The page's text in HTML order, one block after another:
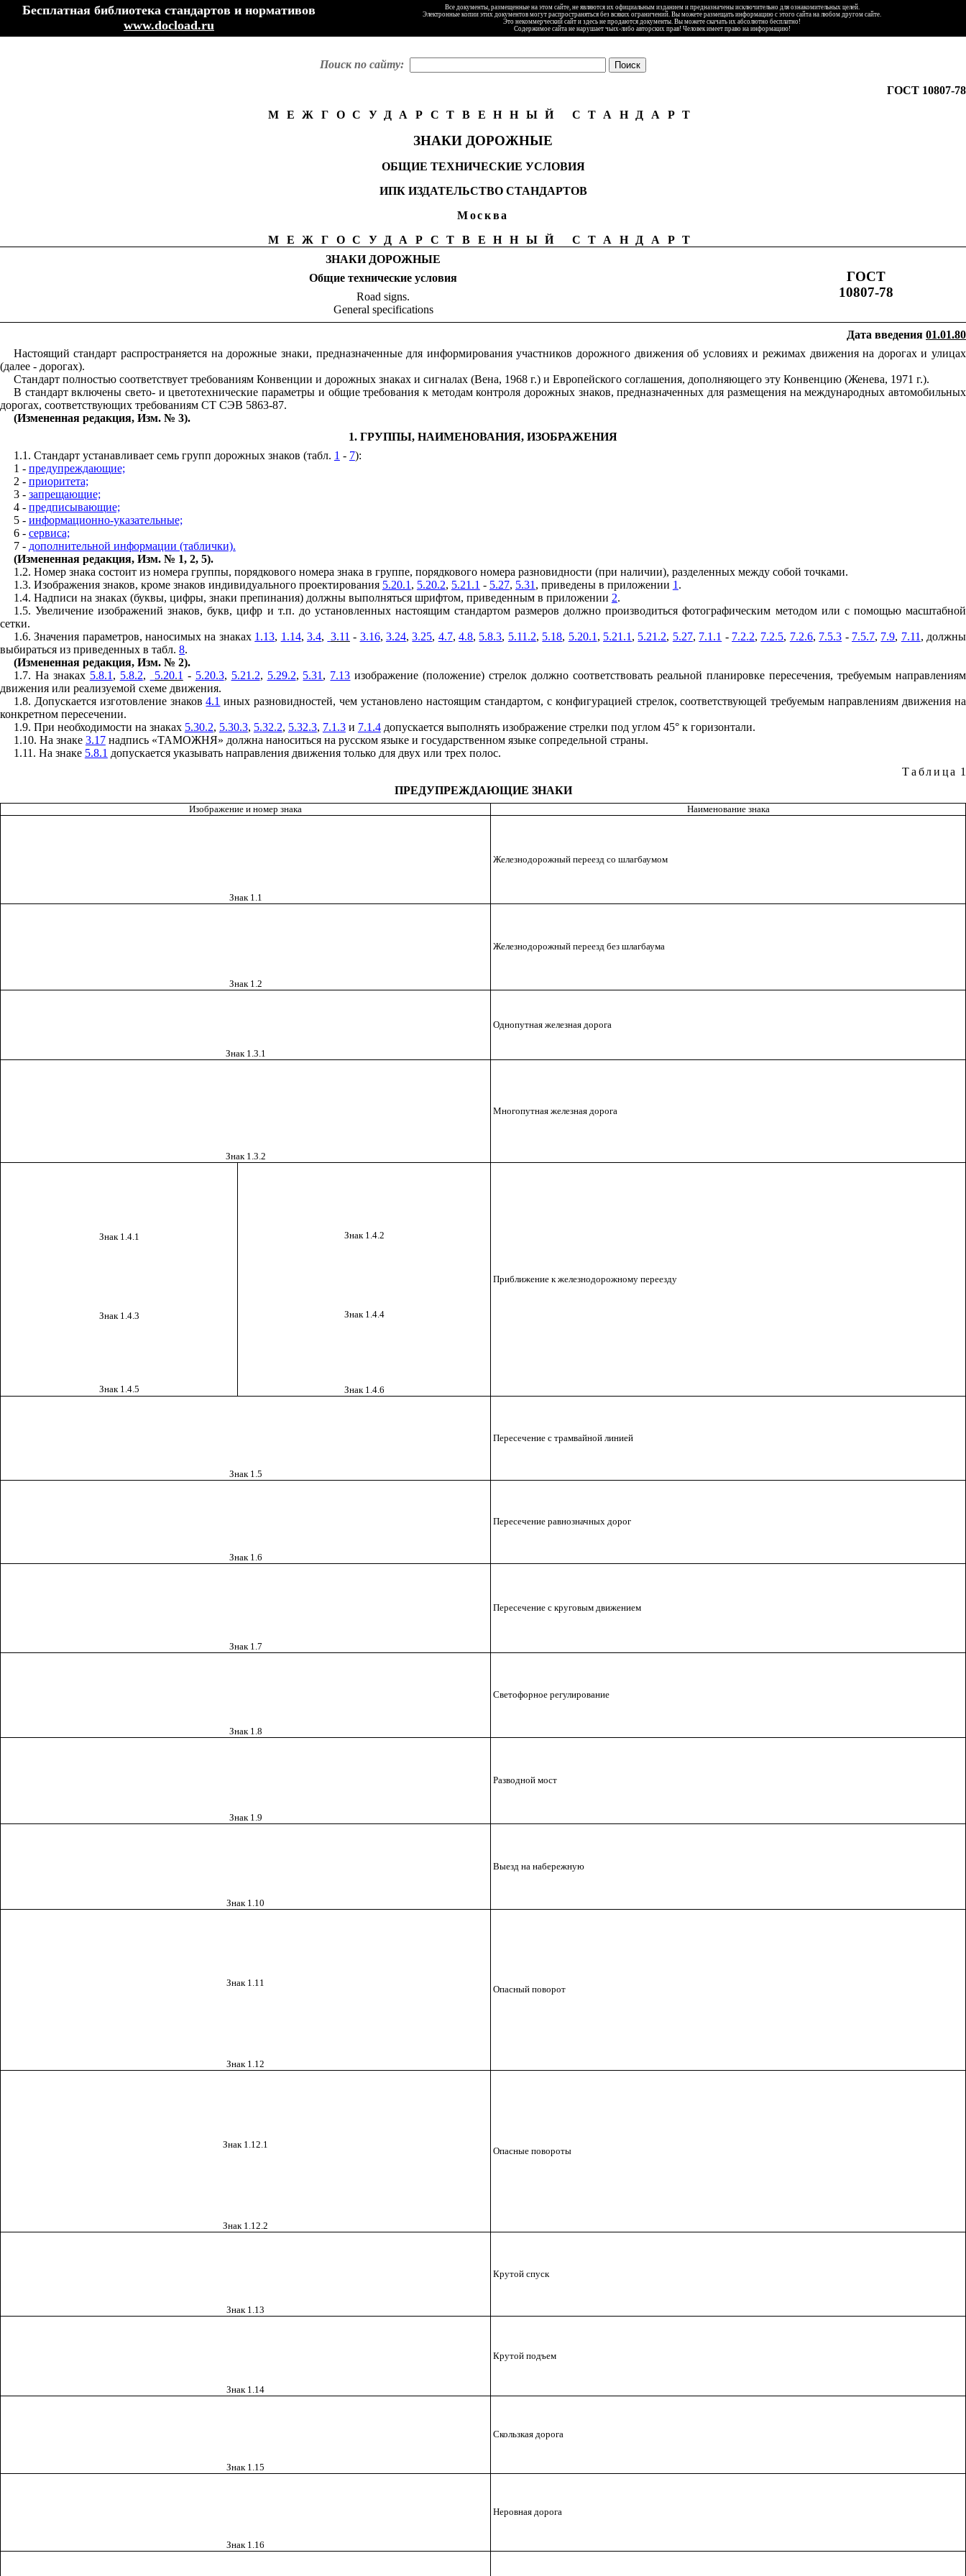
Бесплатная библиотека стандартов и нормативов
www.docload.ru
Все документы, размещенные на этом сайте, не являются их официальным изданием и предназначены исключительно для ознакомительных целей.
Электронные копии этих документов могут распространяться без всяких ограничений. Вы можете размещать информацию с этого сайта на любом другом сайте.
Это некоммерческий сайт и здесь не продаются документы. Вы можете скачать их абсолютно бесплатно!
Содержимое сайта не нарушает чьих-либо авторских прав! Человек имеет право на информацию!
Поиск по сайту:
ГОСТ 10807-78
МЕЖГОСУДАРСТВЕННЫЙ СТАНДАРТ
ЗНАКИ ДОРОЖНЫЕ
ОБЩИЕ ТЕХНИЧЕСКИЕ УСЛОВИЯ
ИПК ИЗДАТЕЛЬСТВО СТАНДАРТОВ
Москва
МЕЖГОСУДАРСТВЕННЫЙ СТАНДАРТ
ЗНАКИ ДОРОЖНЫЕ
Общие технические условия
Road signs.
General specifications
ГОСТ
10807-78
Дата введения 01.01.80
Настоящий стандарт распространяется на дорожные знаки, предназначенные для информирования участников дорожного движения об условиях и режимах движения на дорогах и улицах
(далее - дорогах).
Стандарт полностью соответствует требованиям Конвенции и дорожных знаках и сигналах (Вена, 1968 г.) и Европейского соглашения, дополняющего эту Конвенцию (Женева, 1971 г.).
В стандарт включены свето- и цветотехнические параметры и общие требования к методам контроля дорожных знаков, предназначенных для размещения на международных автомобильных
дорогах, соответствующих требованиям СТ СЭВ 5863-87.
(Измененная редакция, Изм. № 3).
1. ГРУППЫ, НАИМЕНОВАНИЯ, ИЗОБРАЖЕНИЯ
1.1. Стандарт устанавливает семь групп дорожных знаков (табл. 1 - 7):
1 - предупреждающие;
2 - приоритета;
3 - запрещающие;
4 - предписывающие;
5 - информационно-указательные;
6 - сервиса;
7 - дополнительной информации (таблички).
(Измененная редакция, Изм. № 1, 2, 5).
1.2. Номер знака состоит из номера группы, порядкового номера знака в группе, порядкового номера разновидности (при наличии), разделенных между собой точками.
1.3. Изображения знаков, кроме знаков индивидуального проектирования 5.20.1 , 5.20.2, 5.21.1 - 5.27, 5.31 , приведены в приложении 1 .
1.4. Надписи на знаках (буквы, цифры, знаки препинания) должны выполняться шрифтом, приведенным в приложении 2.
1.5. Увеличение изображений знаков, букв, цифр и т.п. до установленных настоящим стандартом размеров должно производиться фотографическим методом или с помощью масштабной
сетки.
1.6. Значения параметров, наносимых на знаках 1.13, 1.14, 3.4, 3.11 - 3.16, 3.24,3.25, 4.7,4.8, 5.8.3, 5.11.2, 5.18, 5.20.1 , 5.21.1 , 5.21.2, 5.27, 7.1.1 - 7.2.2, 7.2.5, 7.2.6, 7.5.3 - 7.5.7, 7.9, 7.11 , должны
выбираться из приведенных в табл. 8.
(Измененная редакция, Изм. № 2).
1.7. На знаках 5.8.1 , 5.8.2, 5.20.1 - 5.20.3, 5.21.2, 5.29.2, 5.31 , 7.13 изображение (положение) стрелок должно соответствовать реальной планировке пересечения, требуемым направлениям
движения или реализуемой схеме движения.
1.8. Допускается изготовление знаков4.1 иных разновидностей, чем установлено настоящим стандартом, с конфигурацией стрелок, соответствующей требуемым направлениям движения на
конкретном пересечении.
1.9. При необходимости на знаках 5.30.2, 5.30.3, 5.32.2, 5.32.3, 7.1.3и 7.1.4допускается выполнять изображение стрелки под углом 45° к горизонтали.
1.10. На знаке 3.17надпись «ТАМОЖНЯ» должна наноситься на русском языке и государственном языке сопредельной страны.
1.11. На знаке 5.8.1 допускается указывать направления движения только для двух или трех полос.
Таблица 1
ПРЕДУПРЕЖДАЮЩИЕ ЗНАКИ
Изображение и номер знака Наименование знака
Знак 1.1
Железнодорожный переезд со шлагбаумом
Знак 1.2
Железнодорожный переезд без шлагбаума
Знак 1.3.1
Однопутная железная дорога
Знак 1.3.2
Многопутная железная дорога
Знак 1.4.1
Знак 1.4.3
Знак 1.4.5
Знак 1.4.2
Знак 1.4.4
Знак 1.4.6
Приближение к железнодорожному переезду
Знак 1.5
Пересечение с трамвайной линией
Знак 1.6
Пересечение равнозначных дорог
Знак 1.7
Пересечение с круговым движением
Знак 1.8
Светофорное регулирование
Знак 1.9
Разводной мост
Знак 1.10
Выезд на набережную
Знак 1.11
Знак 1.12
Опасный поворот
Знак 1.12.1
Знак 1.12.2
Опасные повороты
Знак 1.13
Крутой спуск
Знак 1.14
Крутой подъем
Знак 1.15
Скользкая дорога
Знак 1.16
Неровная дорога